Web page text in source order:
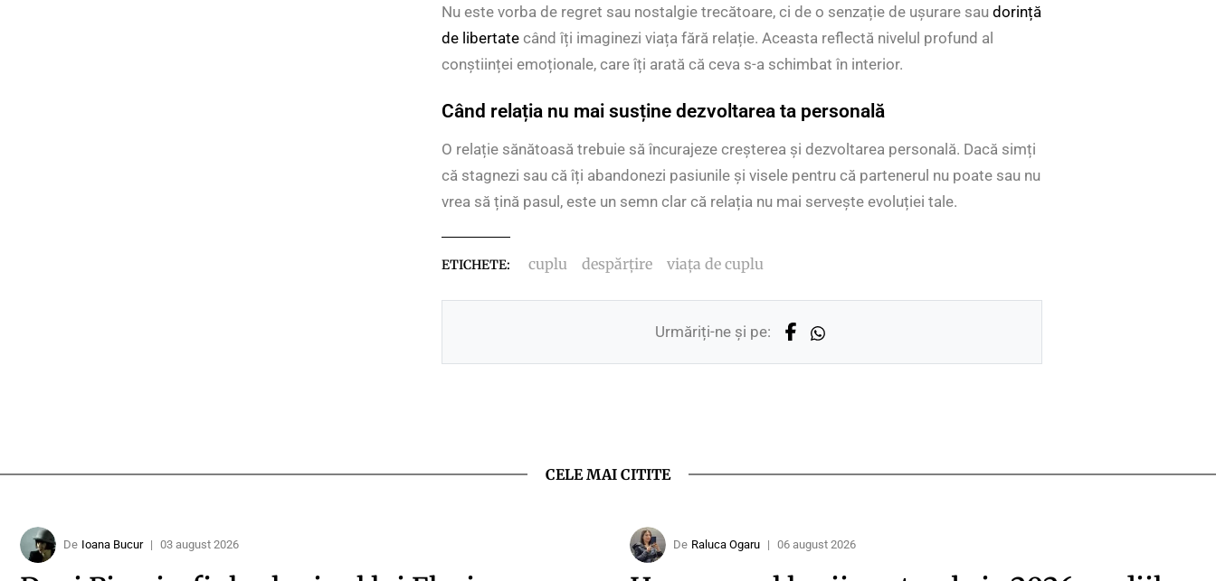
Nu este vorba de regret sau nostalgie trecătoare, ci de o senzație de ușurare sau dorință
de libertate când îți imaginezi viața fără relație. Aceasta reflectă nivelul profund al
conștiinței emoționale, care îți arată că ceva s-a schimbat în interior.
Când relația nu mai susține dezvoltarea ta personală
O relație sănătoasă trebuie să încurajeze creșterea și dezvoltarea personală. Dacă simți
că stagnezi sau că îți abandonezi pasiunile și visele pentru că partenerul nu poate sau nu
vrea să țină pasul, este un semn clar că relația nu mai servește evoluției tale.
ETICHETE: cuplu despărțire viața de cuplu
Urmăriți-ne și pe:
CELE MAI CITITE
De Ioana Bucur | 03 august 2026 De Raluca Ogaru | 06 august 2026